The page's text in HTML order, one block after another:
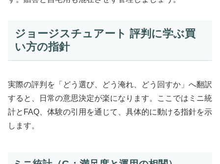
ジョージスチュアート 評判に学ぶ買
い方の指針
実際の評判を「どう選び、どう淹れ、どう回すか」へ翻訳
すると、日常の意思決定が楽になります。ここではミニ統
計とFAQ、体験の引用を通じて、具体的に動ける指針を示
します。